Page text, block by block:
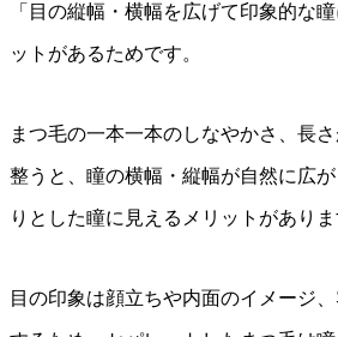
「目の縦幅・横幅を広げて印象的な
ットがあるためです。
まつ毛の一本一本のしなやかさ、長
整うと、瞳の横幅・縦幅が自然に広
りとした瞳に見えるメリットがありま
目の印象は顔立ちや内面のイメージ